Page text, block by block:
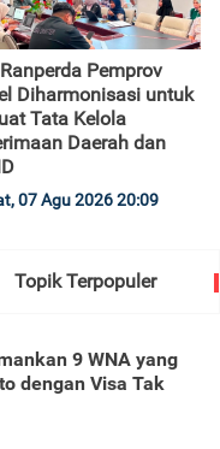
Pemprov
Diharmonisasi untuk
Tata Kelola
Daerah dan
07 Agu 2026 20:09
Topik Terpopuler
9 WNA yang
dengan Visa Tak